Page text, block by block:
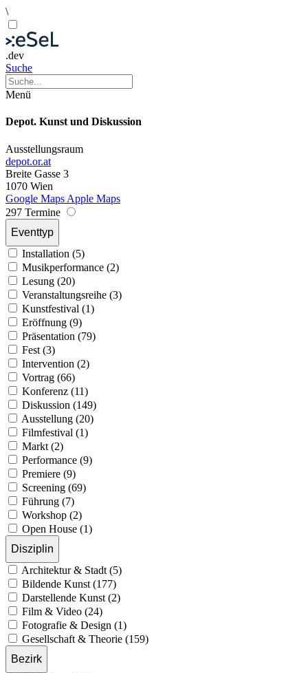
\
.dev
Suche
Menü
Depot. Kunst und Diskussion
Ausstellungsraum
depot.or.at
Breite Gasse 3
1070 Wien
Google Maps Apple Maps
297 Termine
Eventtyp
Installation (5)
Musikperformance (2)
Lesung (20)
Veranstaltungsreihe (3)
Kunstfestival (1)
Eröffnung (9)
Präsentation (79)
Fest (3)
Intervention (2)
Vortrag (66)
Konferenz (11)
Diskussion (149)
Ausstellung (20)
Filmfestival (1)
Markt (2)
Performance (9)
Premiere (9)
Screening (69)
Führung (7)
Workshop (2)
Open House (1)
Disziplin
Architektur & Stadt (5)
Bildende Kunst (177)
Darstellende Kunst (2)
Film & Video (24)
Fotografie & Design (1)
Gesellschaft & Theorie (159)
Bezirk